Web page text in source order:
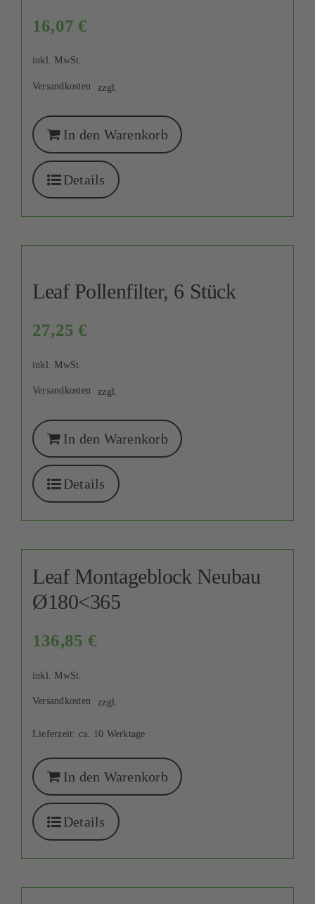
16,07€
inkl. MwSt.
zzgl.
Versandkosten
In den Warenkorb
Details
Leaf Pollenfilter, 6 Stück
27,25€
inkl. MwSt.
zzgl.
Versandkosten
In den Warenkorb
Details
Leaf Montageblock Neubau
Ø180<365
136,85 €
inkl. MwSt.
zzgl.
Versandkosten
Lieferzeit: ca. 10 Werktage
In den Warenkorb
Details